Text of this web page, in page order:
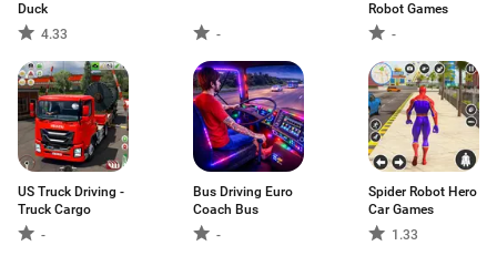
Duck
4.33
-
Robot Games
-
US Truck Driving -
Truck Cargo
-
Bus Driving Euro
Coach Bus
-
Spider Robot Hero
Car Games
1.33